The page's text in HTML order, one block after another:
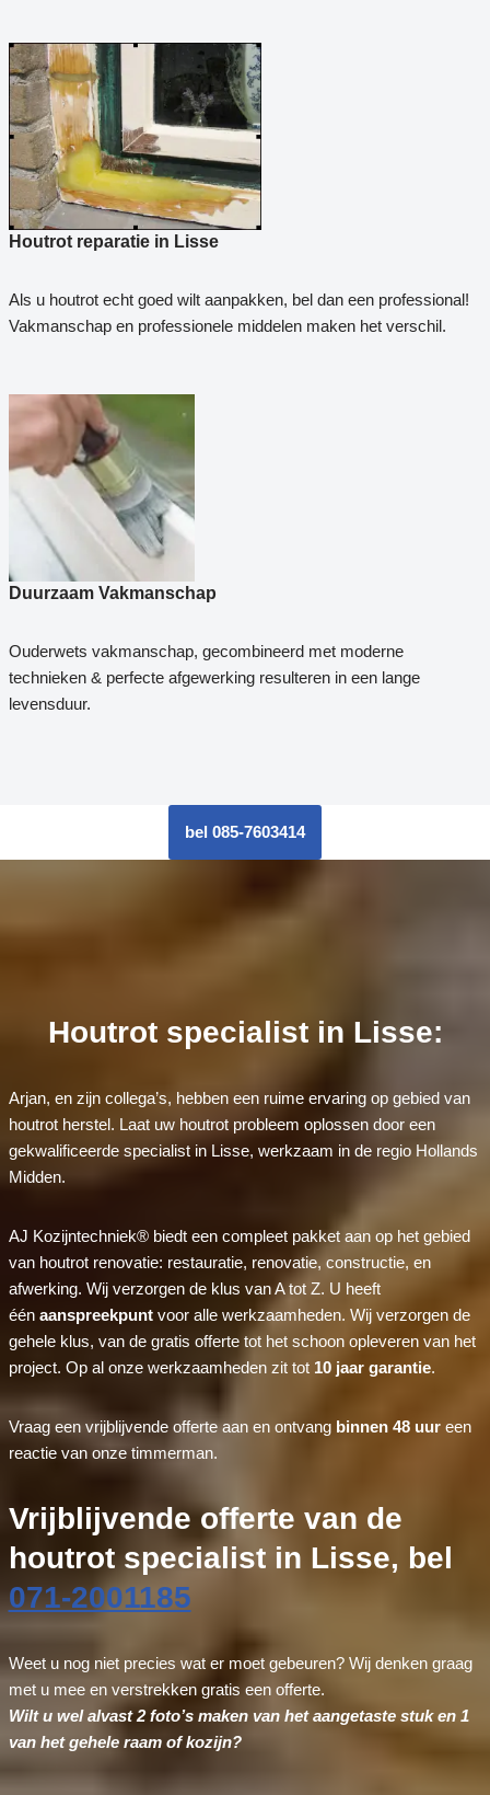
Houtrot reparatie in Lisse
Als u houtrot echt goed wilt aanpakken, bel dan een professional!
Vakmanschap en professionele middelen maken het verschil.
Duurzaam Vakmanschap
Ouderwets vakmanschap, gecombineerd met moderne
technieken & perfecte afgewerking resulteren in een lange
levensduur.
bel 085-7603414
Houtrot specialist in Lisse:
Arjan, en zijn collega’s, hebben een ruime ervaring op gebied van
houtrot herstel. Laat uw houtrot probleem oplossen door een
gekwalificeerde specialist in Lisse, werkzaam in de regio Hollands
Midden.
AJ Kozijntechniek® biedt een compleet pakket aan op het gebied
van houtrot renovatie: restauratie, renovatie, constructie, en
afwerking. Wij verzorgen de klus van A tot Z. U heeft
één aanspreekpuntvoor alle werkzaamheden. Wij verzorgen de
gehele klus, van de gratis offerte tot het schoon opleveren van het
project. Op al onze werkzaamheden zit tot 10 jaar garantie.
Vraag een vrijblijvende offerte aan en ontvang binnen 48 uureen
reactie van onze timmerman.
Vrijblijvende offerte van de
houtrot specialist in Lisse, bel
071-2001185
Weet u nog niet precies wat er moet gebeuren? Wij denken graag
met u mee en verstrekken gratis een offerte.
Wilt u wel alvast 2 foto’s maken van het aangetaste stuk en 1
van het gehele raam of kozijn?